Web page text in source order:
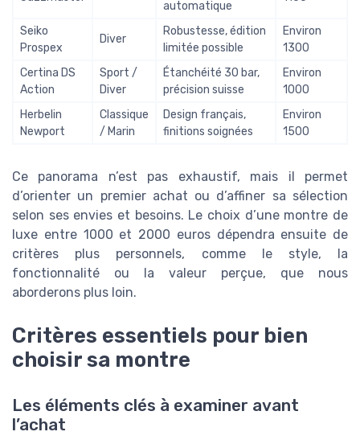
automatique
Seiko
Prospex
Diver
Robustesse, édition
limitée possible
Environ
1300
Certina DS
Action
Sport /
Diver
Étanchéité 30 bar,
précision suisse
Environ
1000
Herbelin
Newport
Classique
/ Marin
Design français,
finitions soignées
Environ
1500
Ce panorama n’est pas exhaustif, mais il permet
d’orienter un premier achat ou d’affiner sa sélection
selon ses envies et besoins. Le choix d’une montre de
luxe entre 1000 et 2000 euros dépendra ensuite de
critères plus personnels, comme le style, la
fonctionnalité ou la valeur perçue, que nous
aborderons plus loin.
Critères essentiels pour bien
choisir sa montre
Les éléments clés à examiner avant
l’achat